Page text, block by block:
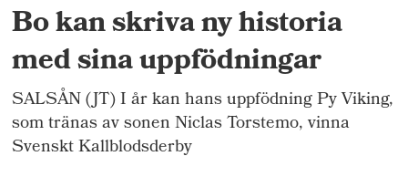
Bo kan skriva ny historia
med sina uppfödningar
SALSÅN (JT) I år kan hans uppfödning Py Viking,
som tränas av sonen Niclas Torstemo, vinna
Svenskt Kallblodsderby